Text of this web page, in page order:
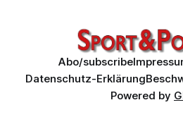
Abo/subscribe
Datenschutz-Erklärung
Powered by